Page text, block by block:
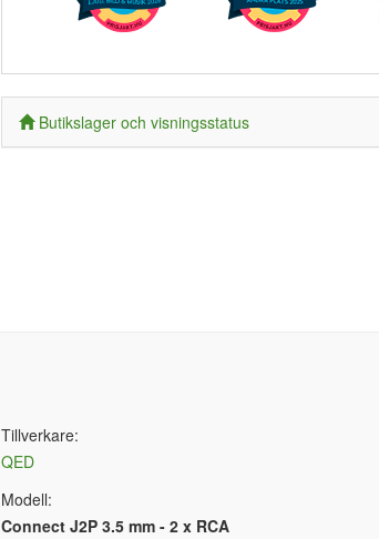
Butikslager och visningsstatus
Tillverkare:
QED
Modell:
Connect J2P 3.5 mm - 2 x RCA